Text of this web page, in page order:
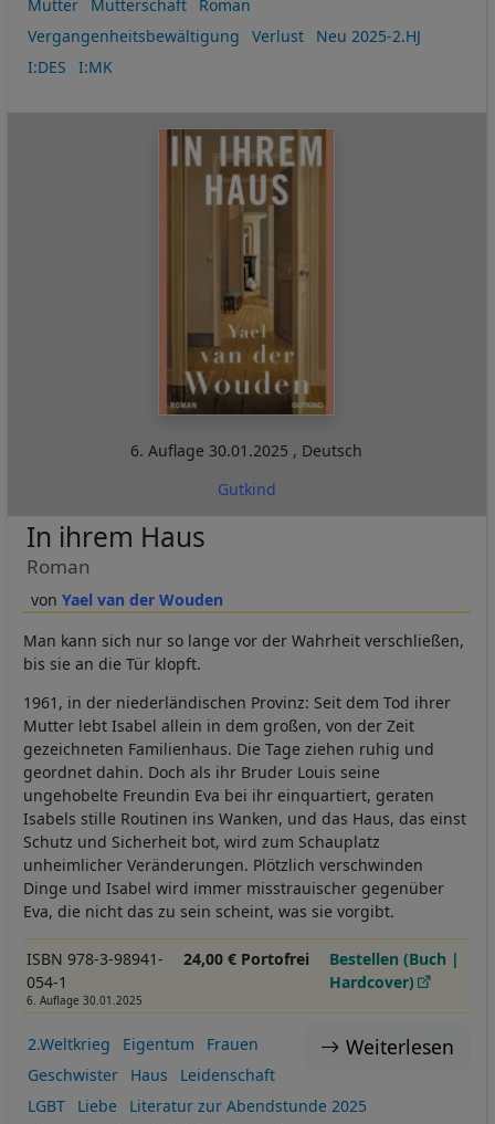
Mutter Mutterschaft
Roman
Vergangenheitsbewältigung
Verlust
Neu 2025-2.HJ
I:DES
I:MK
6. Auflage 30.01.2025 , Deutsch
Gutkind
Yael van der Wouden
In ihrem Haus
Roman
Man kann sich nur so lange vor der Wahrheit verschließen,
bis sie an die Tür klopft.
1961, in der niederländischen Provinz: Seit dem Tod ihrer
Mutter lebt Isabel allein in dem großen, von der Zeit
gezeichneten Familienhaus. Die Tage ziehen ruhig und
geordnet dahin. Doch als ihr Bruder Louis seine
ungehobelte Freundin Eva bei ihr einquartiert, geraten
Isabels stille Routinen ins Wanken, und das Haus, das einst
Schutz und Sicherheit bot, wird zum Schauplatz
unheimlicher Veränderungen. Plötzlich verschwinden
Dinge und Isabel wird immer misstrauischer gegenüber
Eva, die nicht das zu sein scheint, was sie vorgibt.
ISBN 978-3-98941-
054-1
6. Auflage 30.01.2025
24,00 € Portofrei
Bestellen (Buch |
Hardcover)
Weiterlesen
2.Weltkrieg Eigentum
Frauen
Geschwister
Haus
Leidenschaft
LGBT
Liebe
Literatur zur Abendstunde 2025